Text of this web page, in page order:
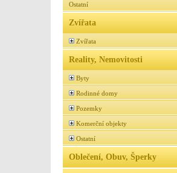
Ostatní
Zvířata
Zvířata
Reality, Nemovitosti
Byty
Rodinné domy
Pozemky
Komerční objekty
Ostatní
Oblečení, Obuv, Šperky